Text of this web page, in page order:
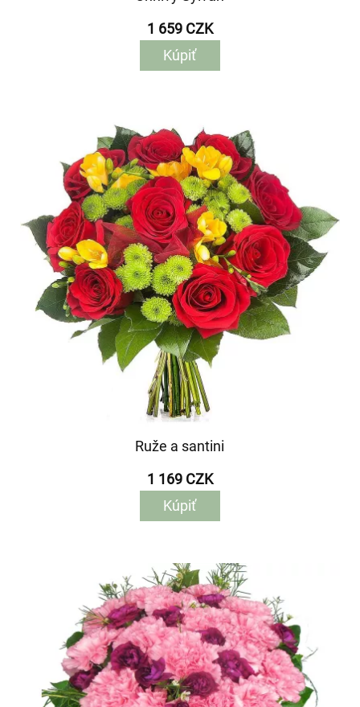
1 659 CZK
Kúpiť
Ruže a santini
1 169 CZK
Kúpiť